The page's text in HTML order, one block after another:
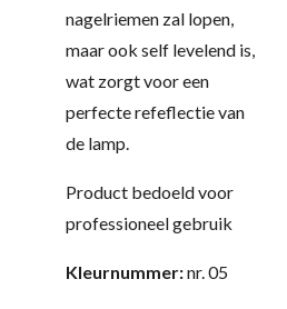
nagelriemen zal lopen,
maar ook self levelend is,
wat zorgt voor een
perfecte refeflectie van
de lamp.
Product bedoeld voor
professioneel gebruik
Kleurnummer:nr. 05